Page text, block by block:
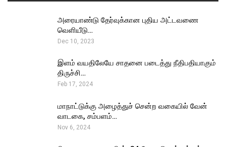
அரையாண்டு தேர்வுக்கான புதிய அட்டவணை
வெளியீடு…
Dec 10, 2023
இளம் வயதிலேயே சாதனை படைத்து நீதிபதியாகும்
திருச்சி…
Feb 17, 2024
மாநாட்டுக்கு அழைத்துச் சென்ற வகையில் வேன்
வாடகை, சம்பளம்…
Nov 6, 2024